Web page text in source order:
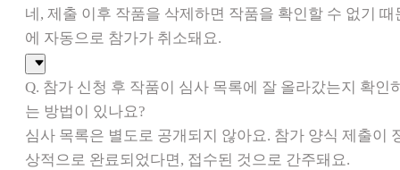
네, 제출 이후 작품을 삭제하면 작품을 확인할 수 없기 때
에 자동으로 참가가 취소돼요.
Q. 참가 신청 후 작품이 심사 목록에 잘 올라갔는지 확인
는 방법이 있나요?
심사 목록은 별도로 공개되지 않아요. 참가 양식 제출이
상적으로 완료되었다면, 접수된 것으로 간주돼요.